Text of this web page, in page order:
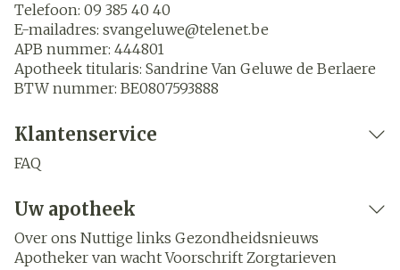
Telefoon: 09 385 40 40
E-mailadres: svangeluwe@telenet.be
APB nummer: 444801
Apotheek titularis: Sandrine Van Geluwe de Berlaere
BTW nummer: BE0807593888
Klantenservice
FAQ
Uw apotheek
Over ons Nuttige links Gezondheidsnieuws
Apotheker van wacht Voorschrift Zorgtarieven